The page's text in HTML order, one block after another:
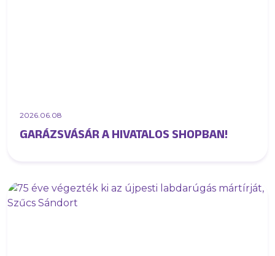
2026.06.08
GARÁZSVÁSÁR A HIVATALOS SHOPBAN!